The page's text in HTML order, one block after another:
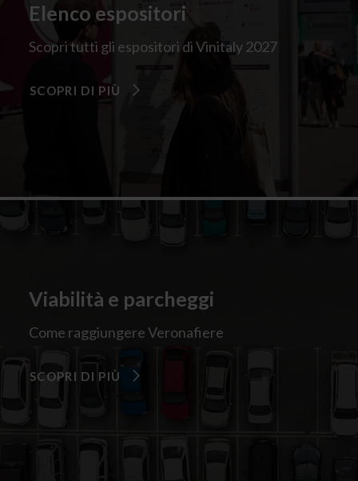
Elenco espositori
Scopri tutti gli espositori di Vinitaly 2027
SCOPRI DI PIÙ
Viabilità e parcheggi
Come raggiungere Veronafiere
SCOPRI DI PIÙ